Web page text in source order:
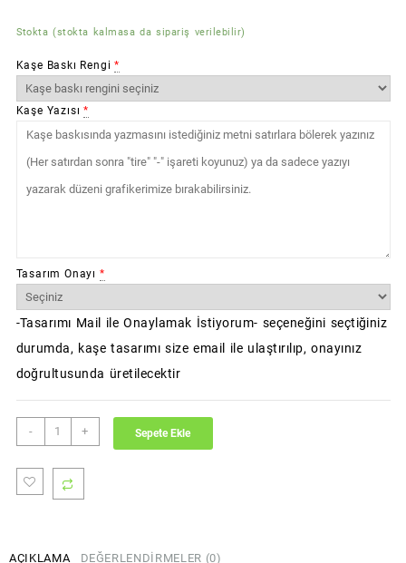
Stokta (stokta kalmasa da sipariş verilebilir)
Kaşe Baskı Rengi *
Kaşe Yazısı *
Tasarım Onayı *
-Tasarımı Mail ile Onaylamak İstiyorum- seçeneğini seçtiğiniz
durumda, kaşe tasarımı size email ile ulaştırılıp, onayınız
doğrultusunda üretilecektir
-
Colop
Oval
Pocket
Stamp
Kaşe
+ Sepete Ekle
AÇIKLAMA DEĞERLENDIRMELER (0)